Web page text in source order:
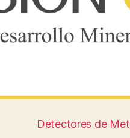
Detectores de